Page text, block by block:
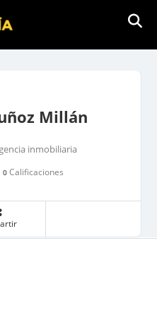
Millán
inmobiliaria
0Calificaciones